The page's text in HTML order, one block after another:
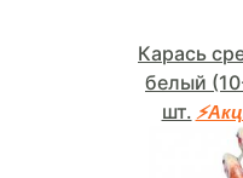
Карась
белый
шт.